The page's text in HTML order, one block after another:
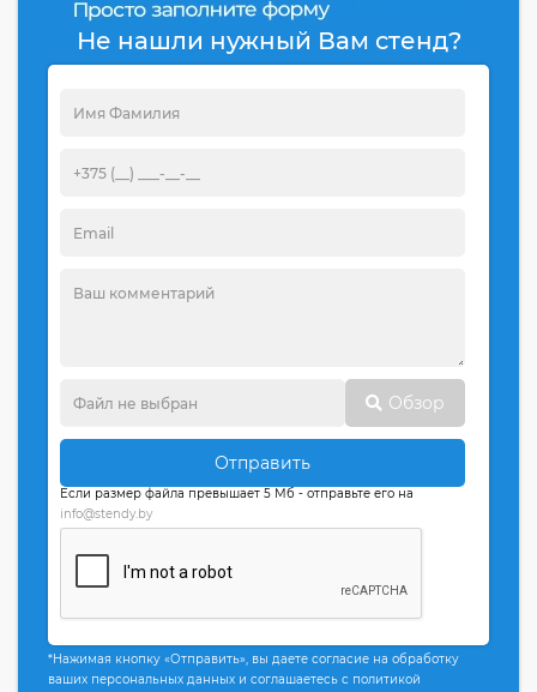
Не нашли нужный Вам стенд?
Обзор
Отправить
Если размер файла превышает 5 Мб - отправьте его на
info@stendy.by
*Нажимая кнопку «Отправить», вы даете согласие на обработку
ваших персональных данных и соглашаетесь с политикой